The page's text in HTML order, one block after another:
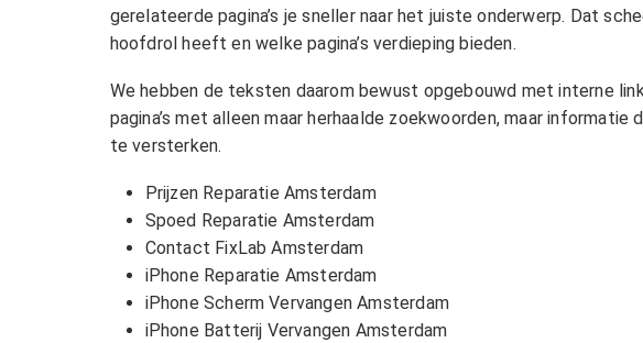
gerelateerde pagina’s je sneller naar het juiste onderwerp. Dat
hoofdrol heeft en welke pagina’s verdieping bieden.
We hebben de teksten daarom bewust opgebouwd met interne
pagina’s met alleen maar herhaalde zoekwoorden, maar
te versterken.
Prijzen Reparatie Amsterdam
Spoed Reparatie Amsterdam
Contact FixLab Amsterdam
iPhone Reparatie Amsterdam
iPhone Scherm Vervangen Amsterdam
iPhone Batterij Vervangen Amsterdam